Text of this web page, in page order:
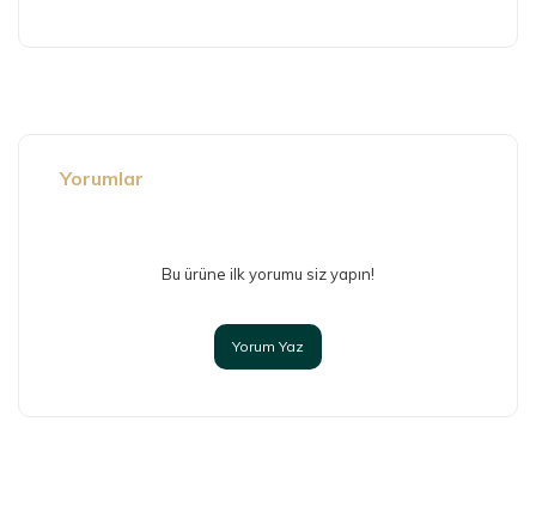
Ürün resmi kalitesiz, bozuk veya görüntülenemiyor.
Ürün fiyatı diğer sitelerden daha pahalı.
Yorumlar
Bu ürüne ilk yorumu siz yapın!
Yorum Yaz